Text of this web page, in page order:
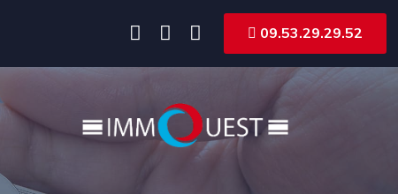
09.53.29.29.52